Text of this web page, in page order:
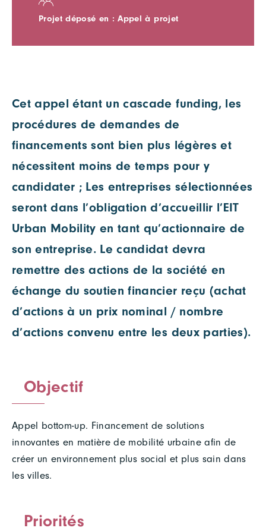
Projet déposé en : Appel à projet
Cet appel étant un cascade funding, les
procédures de demandes de
financements sont bien plus légères et
nécessitent moins de temps pour y
candidater ; Les entreprises sélectionnées
seront dans l’obligation d’accueillir l’EIT
Urban Mobility en tant qu’actionnaire de
son entreprise. Le candidat devra
remettre des actions de la société en
échange du soutien financier reçu (achat
d’actions à un prix nominal / nombre
d’actions convenu entre les deux parties).
Objectif
Appel bottom-up. Financement de solutions
innovantes en matière de mobilité urbaine afin de
créer un environnement plus social et plus sain dans
les villes.
Priorités